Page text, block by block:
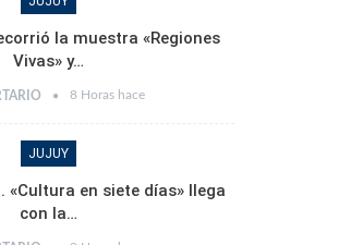
la muestra «Regiones
Vivas» y…
8 Horas hace
JUJUY
«Cultura en siete días» llega
con la…